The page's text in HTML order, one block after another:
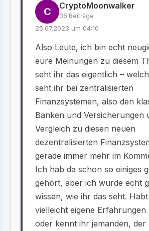
C CryptoMoonwalker
36 Beiträge
25.07.2023 um 04:10
Also Leute, ich bin echt
eure Meinungen zu diesem
seht ihr das eigentlich –
seht ihr bei zentralisierten
Finanzsystemen, also den
Banken und Versicherungen
Vergleich zu diesen neuen
dezentralisierten
gerade immer mehr im
Ich hab da schon so einiges
gehört, aber ich würde echt
wissen, wie ihr das seht.
vielleicht eigene Erfahrungen
oder kennt ihr jemanden, der